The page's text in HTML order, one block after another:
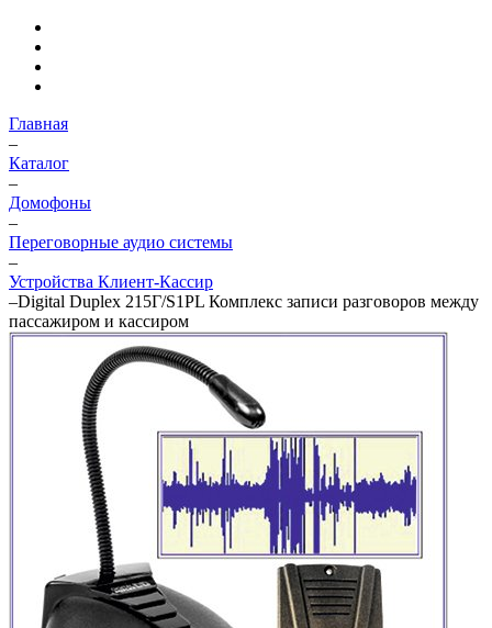
Главная
–
Каталог
–
Домофоны
–
Переговорные аудио системы
–
Устройства Клиент-Кассир
–Digital Duplex 215Г/S1PL Комплекс записи разговоров между
пассажиром и кассиром